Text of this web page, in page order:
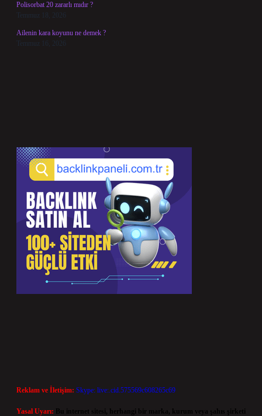
Polisorbat 20 zararlı mıdır ?
Temmuz 18, 2026
Ailenin kara koyunu ne demek ?
Temmuz 16, 2026
Reklam ve İletişim: Skype: live:.cid.575569c608265c69
Yasal Uyarı:
Bu internet sitesi, herhangi bir marka, kurum veya şahıs şirketi